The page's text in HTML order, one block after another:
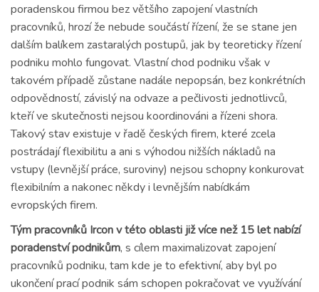
poradenskou firmou bez většího zapojení vlastních
pracovníků, hrozí že nebude součástí řízení, že se stane jen
dalším balíkem zastaralých postupů, jak by teoreticky řízení
podniku mohlo fungovat. Vlastní chod podniku však v
takovém případě zůstane nadále nepopsán, bez konkrétních
odpovědností, závislý na odvaze a pečlivosti jednotlivců,
kteří ve skutečnosti nejsou koordinováni a řízeni shora.
Takový stav existuje v řadě českých firem, které zcela
postrádají flexibilitu a ani s výhodou nižších nákladů na
vstupy (levnější práce, suroviny) nejsou schopny konkurovat
flexibilním a nakonec někdy i levnějším nabídkám
evropských firem.
Tým pracovníků Ircon v této oblasti již více než 15 let nabízí
poradenství podnikům, s cílem maximalizovat zapojení
pracovníků podniku, tam kde je to efektivní, aby byl po
ukončení prací podnik sám schopen pokračovat ve využívání